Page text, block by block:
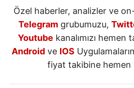
Özel haberler, analizler ve
Telegramgrubumuzu,
Youtube kanalımızı hemen
Androidve IOS
fiyat takibine hemen